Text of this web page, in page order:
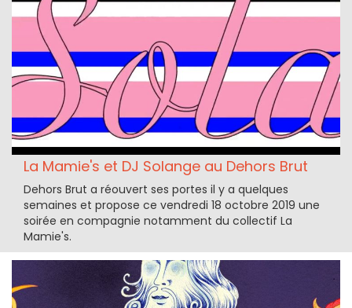
La Mamie's et DJ Solange au Dehors Brut
Dehors Brut a réouvert ses portes il y a quelques
semaines et propose ce vendredi 18 octobre 2019 une
soirée en compagnie notamment du collectif La
Mamie's.